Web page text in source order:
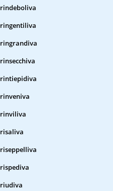
rindeboliva
ringentiliva
ringrandiva
rinsecchiva
rintiepidiva
rinveniva
rinviliva
risaliva
riseppelliva
rispediva
riudiva